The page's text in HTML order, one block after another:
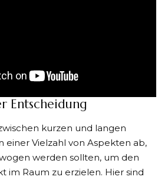
Entscheidung
kurzen und langen
einer Vielzahl von Aspekten ab,
werden sollten, um den
im Raum zu erzielen. Hier sind